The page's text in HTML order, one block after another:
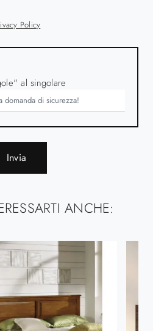
Policy
al singolare
Invia
ANCHE: